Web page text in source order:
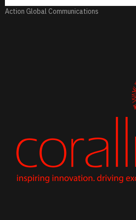
Action Global Communications